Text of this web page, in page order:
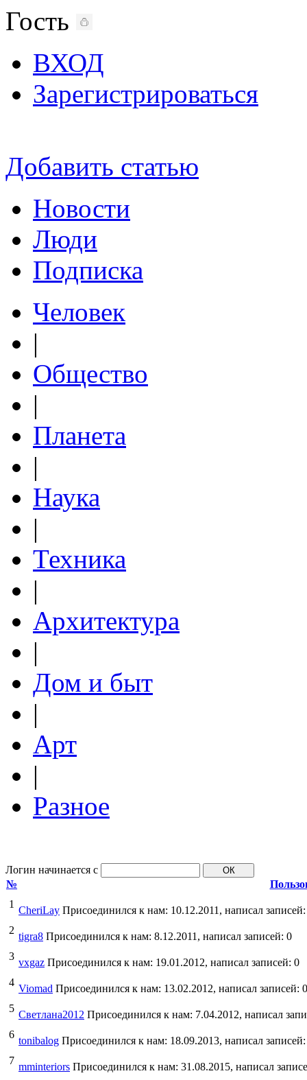
Гость
ВХОД
Зарегистрироваться
Добавить статью
Новости
Люди
Подписка
Человек
|
Общество
|
Планета
|
Наука
|
Техника
|
Архитектура
|
Дом и быт
|
Арт
|
Разное
Логин начинается с
№
1
CheriLay Присоединился к нам: 10.12.2011, написал
2
tigra8 Присоединился к нам: 8.12.2011, написал записей: 0
3
vxgaz Присоединился к нам: 19.01.2012, написал записей: 0
4
Viomad Присоединился к нам: 13.02.2012, написал записей: 0
5
Светлана2012 Присоединился к нам: 7.04.2012, написал
6
tonibalog Присоединился к нам: 18.09.2013, написал
7
mminteriors Присоединился к нам: 31.08.2015, написал